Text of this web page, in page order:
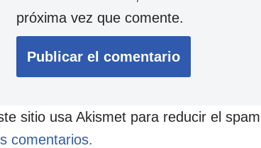
próxima vez que comente.
sitio usa Akismet para reducir el
comentarios.